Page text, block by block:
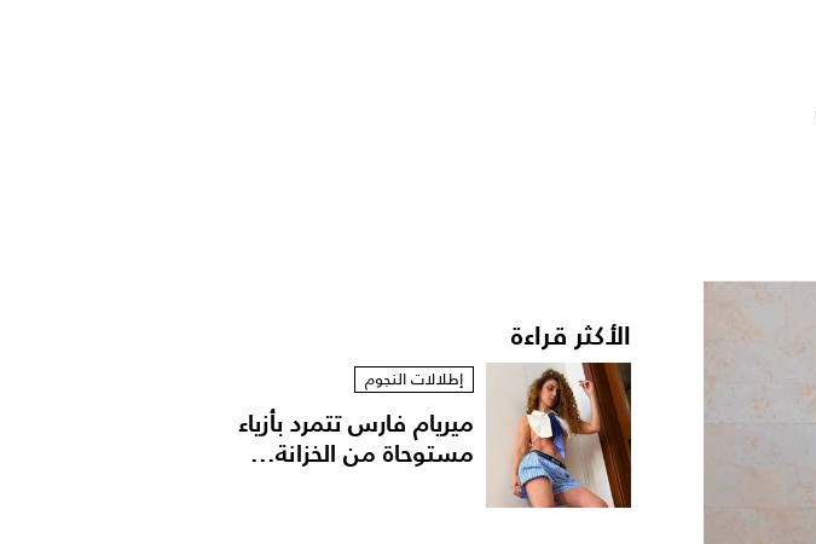
الأكثر قراءة
إطلالات النجوم
ميريام فارس تتمرد بأزياء
مستوحاة من الخزانة...